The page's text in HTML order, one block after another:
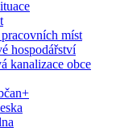
míst
hospodářství
kanalizace obce